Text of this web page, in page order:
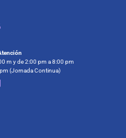
m y de 2:00 pm a 8:00 pm
(Jornada Continua)